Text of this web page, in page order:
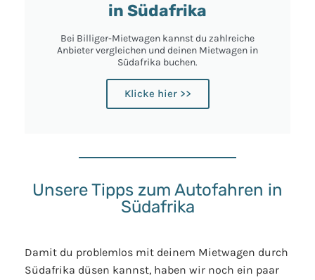
in Südafrika
Bei Billiger-Mietwagen kannst du zahlreiche
Anbieter vergleichen und deinen Mietwagen in
Südafrika buchen.
Klicke hier >>
Unsere Tipps zum Autofahren in
Südafrika
Damit du problemlos mit deinem Mietwagen durch
Südafrika düsen kannst, haben wir noch ein paar